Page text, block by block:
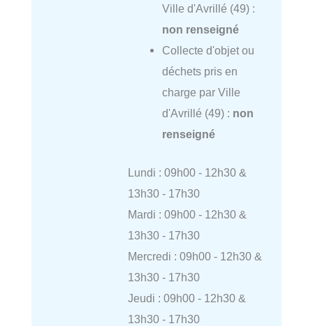
Ville d'Avrillé (49) :
non renseigné
Collecte d'objet ou
déchets pris en
charge par Ville
d'Avrillé (49) : non
renseigné
Lundi : 09h00 - 12h30 &
13h30 - 17h30
Mardi : 09h00 - 12h30 &
13h30 - 17h30
Mercredi : 09h00 - 12h30 &
13h30 - 17h30
Jeudi : 09h00 - 12h30 &
13h30 - 17h30